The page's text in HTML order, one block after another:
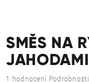
SMĚS NA
Průměrné
1 hodnocení